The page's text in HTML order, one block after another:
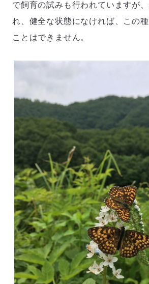
で飼育の試みも行われていますが
れ、健全な状態になければ、この
ことはできません。